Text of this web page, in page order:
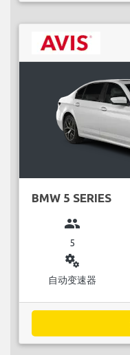
BMW 5 SERIES
group
5
miscellaneous_services
自动变速器